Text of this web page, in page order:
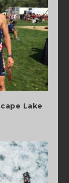
Lake